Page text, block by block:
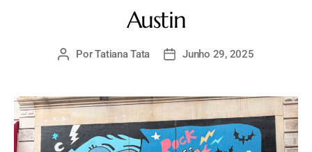
Austin
PorTatiana Tata Junho 29, 2025